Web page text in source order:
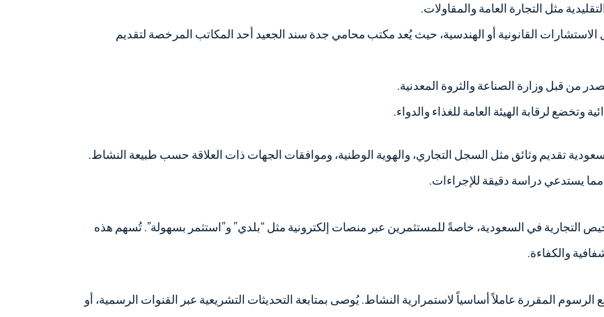
مثل التجارة العامة والمقاولات.
الاستشارات القانونية أو الهندسية، حيث يُعد مكتب محامي جدة سند الجعيد أحد المكاتب المرخصة لتقديم
من قبل وزارة الصناعة والثروة المعدنية.
وتخضع لرقابة الهيئة العامة للغذاء والدواء.
تقديم وثائق مثل السجل التجاري، والهوية الوطنية، وموافقات الجهات ذات العلاقة حسب طبيعة النشاط.
يستدعي دراسة دقيقة للإجراءات.
التجارية في السعودية، خاصةً للمستثمرين عبر منصات إلكترونية مثل “بلدي” و”استثمر بسهولة”. تُسهم هذه
والكفاءة.
الرسوم المقررة عاملاً أساسياً لاستمرارية النشاط. يُوصى بمتابعة التحديثات التشريعية عبر القنوات الرسمية، أو